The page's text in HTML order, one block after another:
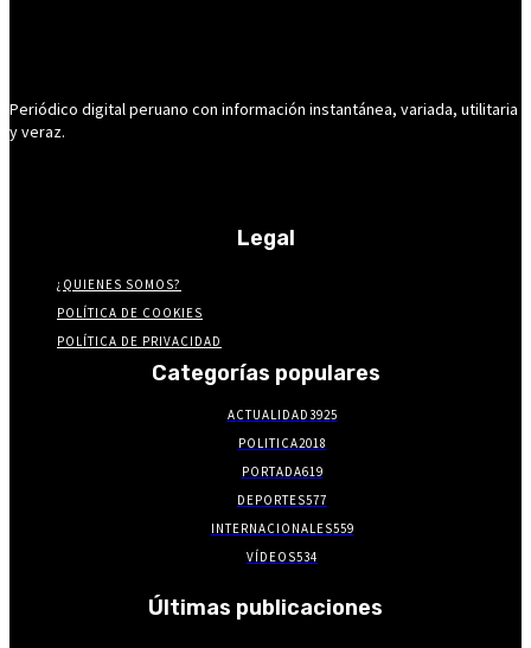
Periódico digital peruano con información instantánea, variada, utilitaria
y veraz.
Legal
¿QUIENES SOMOS?
POLÍTICA DE COOKIES
POLÍTICA DE PRIVACIDAD
Categorías populares
ACTUALIDAD3925
POLITICA2018
PORTADA619
DEPORTES577
INTERNACIONALES559
VÍDEOS534
Últimas publicaciones